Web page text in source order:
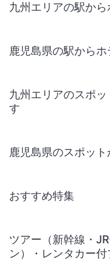
九州エリアの駅か
鹿児島県の駅から
九州エリアのスポ
す
鹿児島県のスポッ
おすすめ特集
ツアー（新幹線・
ン）・レンタカー